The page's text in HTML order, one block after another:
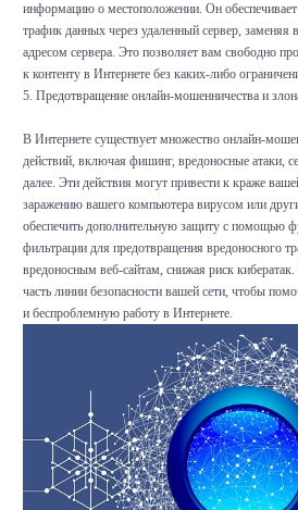
информацию о местоположении. Он
трафик данных через удаленный сервер, заменяя
адресом сервера. Это позволяет вам свободно
к контенту в Интернете без каких-либо
5. Предотвращение онлайн-мошенничества и
В Интернете существует множество онлайн-
действий, включая фишинг, вредоносные атаки,
далее. Эти действия могут привести к краже
заражению вашего компьютера вирусом или
обеспечить дополнительную защиту с помощью
фильтрации для предотвращения вредоносного
вредоносным веб-сайтам, снижая риск
часть линии безопасности вашей сети, чтобы
и беспроблемную работу в Интернете.